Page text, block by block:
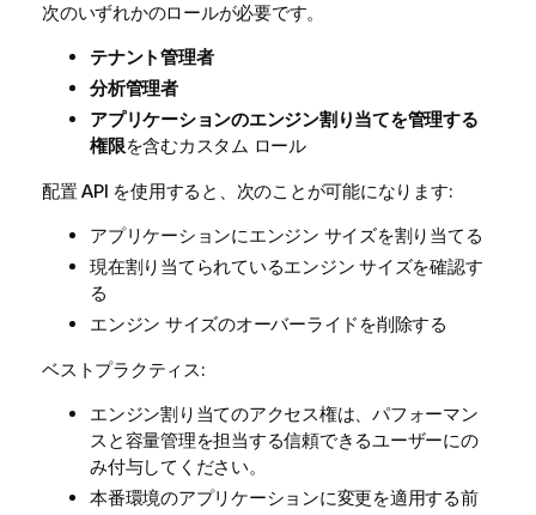
次のいずれかのロールが必要です。
テナント管理者
分析管理者
アプリケーションのエンジン割り当てを管理する
権限を含むカスタム ロール
配置 API を使用すると、次のことが可能になります:
アプリケーションにエンジン サイズを割り当てる
現在割り当てられているエンジン サイズを確認す
る
エンジン サイズのオーバーライドを削除する
ベストプラクティス:
エンジン割り当てのアクセス権は、パフォーマン
スと容量管理を担当する信頼できるユーザーにの
み付与してください。
本番環境のアプリケーションに変更を適用する前